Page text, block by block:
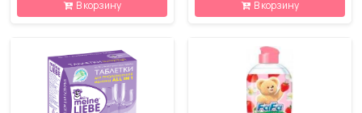
В корзину В корзину